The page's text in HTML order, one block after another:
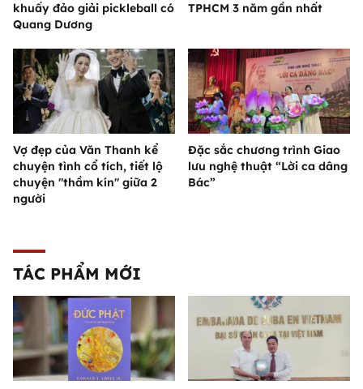
khuấy đảo giải pickleball có
Quang Dương
TPHCM 3 năm gần nhất
Vợ đẹp của Văn Thanh kể
chuyện tình cổ tích, tiết lộ
chuyện "thầm kín" giữa 2
người
Đặc sắc chương trình Giao
lưu nghệ thuật “Lời ca dâng
Bác”
TÁC PHẨM MỚI